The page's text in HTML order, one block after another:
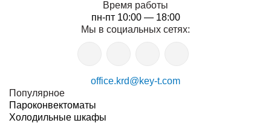
Время работы
пн-пт 10:00 — 18:00
Мы в социальных сетях:
office.krd@key-t.com
Популярное
Пароконвектоматы
Холодильные шкафы